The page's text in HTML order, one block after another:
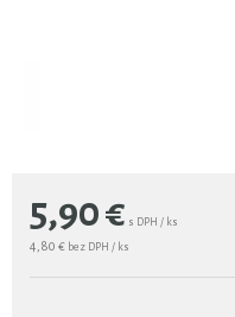
5,90€ s DPH / ks
4,80 € bez DPH / ks